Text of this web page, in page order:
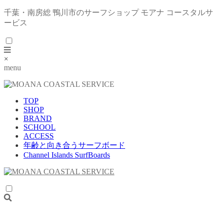
千葉・南房総 鴨川市のサーフショップ モアナ コースタルサ
ービス
×
menu
TOP
SHOP
BRAND
SCHOOL
ACCESS
年齢と向き合うサーフボード
Channel Islands SurfBoards